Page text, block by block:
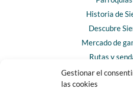
Gestionar el
las cookies
Historia de
Descubre
Mercado de
Rutas y